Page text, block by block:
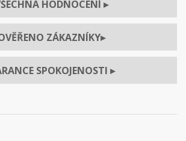
HODNOCENÍ▸
ZÁKAZNÍKY▸
SPOKOJENOSTI ▸